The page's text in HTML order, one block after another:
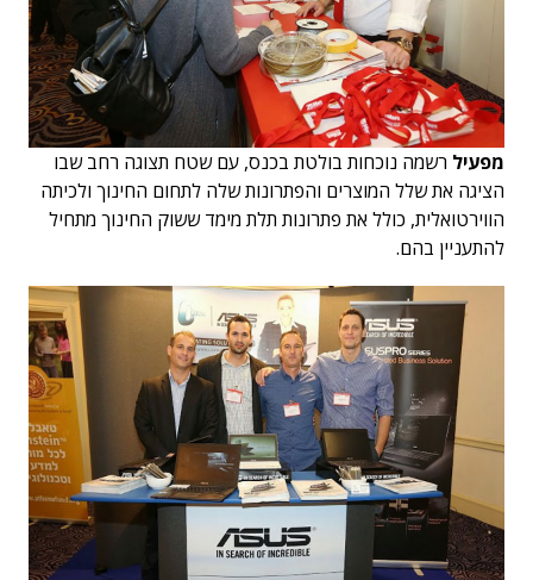
מפעיל רשמה נוכחות בולטת בכנס, עם שטח תצוגה רחב שבו
הציגה את שלל המוצרים והפתרונות שלה לתחום החינוך ולכיתה
הווירטואלית, כולל את פתרונות תלת מימד ששוק החינוך מתחיל
להתעניין בהם.